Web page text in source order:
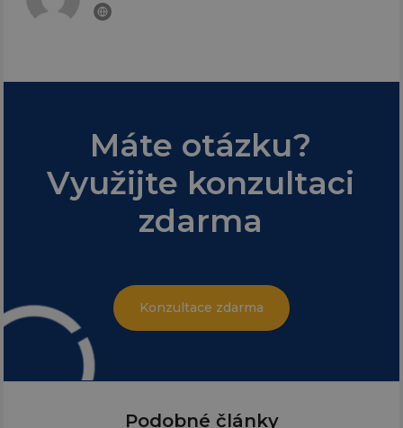
Máte otázku?
Využijte konzultaci
zdarma
Konzultace zdarma
Podobné články